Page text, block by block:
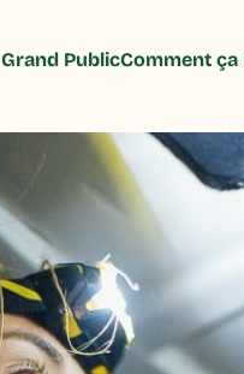
Grand PublicComment ça